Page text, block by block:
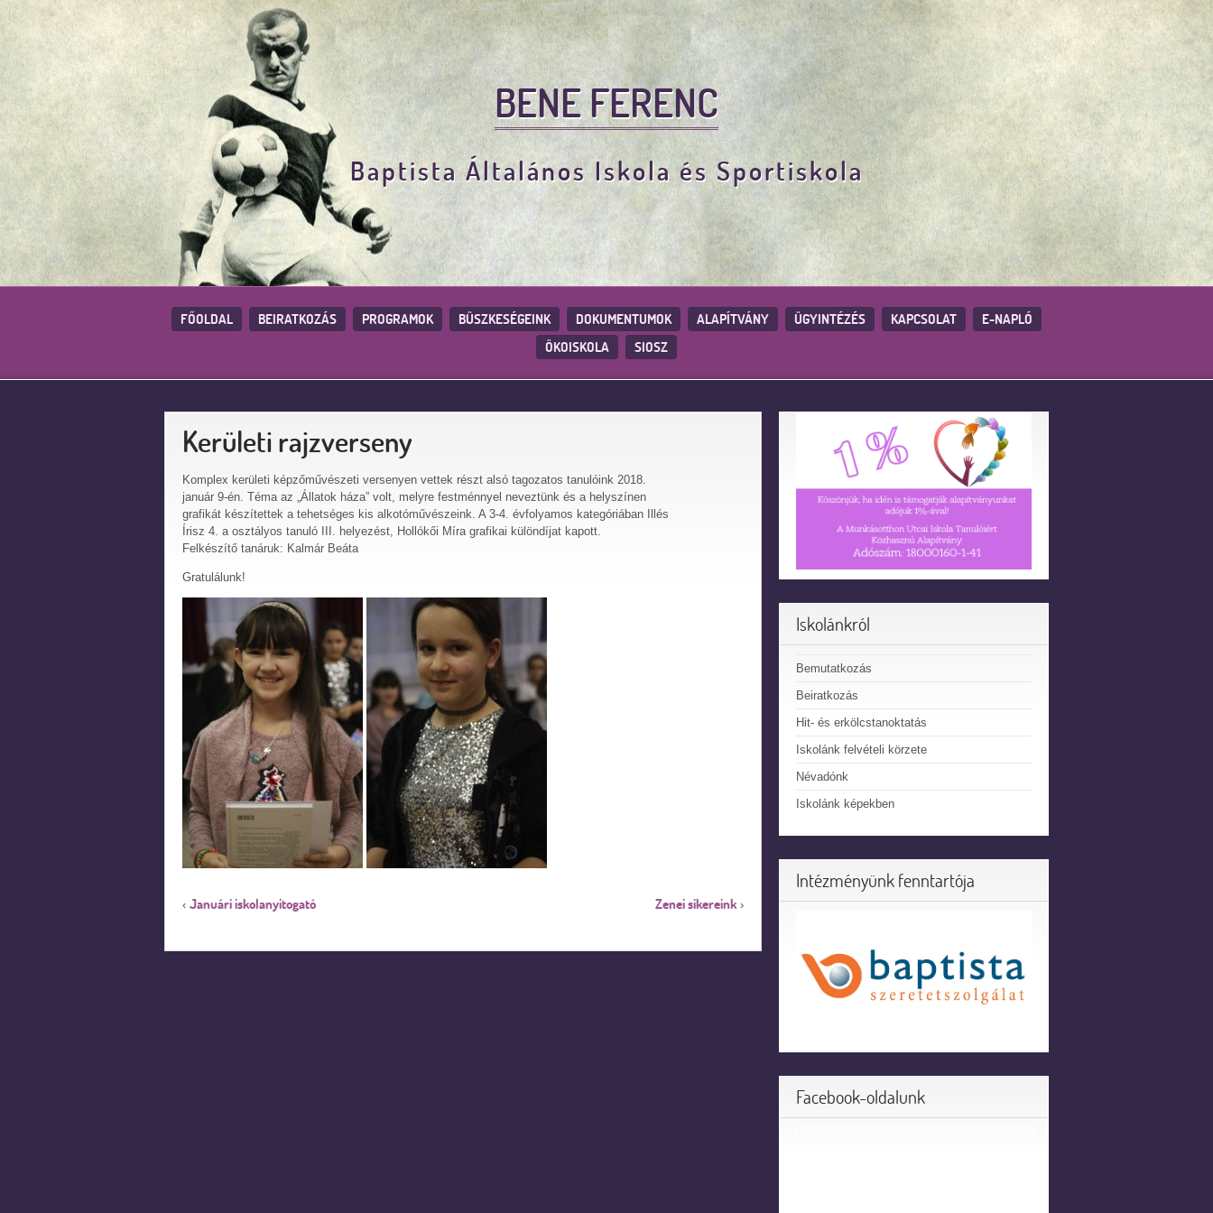
BENE FERENC
Baptista Általános Iskola és Sportiskola
FŐOLDAL BEIRATKOZÁS PROGRAMOK BÜSZKESÉGEINK DOKUMENTUMOK ALAPÍTVÁNY ÜGYINTÉZÉS KAPCSOLAT
E-NAPLÓ
ÖKOISKOLA
SIOSZ
Kerületi rajzverseny
Komplex kerületi képzőművészeti versenyen vettek részt alsó tagozatos tanulóink 2018.
január 9-én. Téma az „Állatok háza” volt, melyre festménnyel neveztünk és a helyszínen
grafikát készítettek a tehetséges kis alkotóművészeink. A 3-4. évfolyamos kategóriában Illés
Írisz 4. a osztályos tanuló III. helyezést, Hollókői Míra grafikai különdíjat kapott.
Felkészítő tanáruk: Kalmár Beáta
Gratulálunk!
‹ Januári iskolanyitogató Zenei sikereink›
Iskolánkról
Bemutatkozás
Beiratkozás
Hit- és erkölcstanoktatás
Iskolánk felvételi körzete
Névadónk
Iskolánk képekben
Intézményünk fenntartója
Facebook-oldalunk